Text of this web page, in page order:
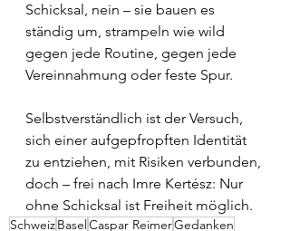
Schicksal, nein ­– sie bauen es
ständig um, strampeln wie wild
gegen jede Routine, gegen jede
Vereinnahmung oder feste Spur.
Selbstverständlich ist der Versuch,
sich einer aufgepfropften Identität
zu entziehen, mit Risiken verbunden,
doch – frei nach Imre Kertész: Nur
ohne Schicksal ist Freiheit möglich.
SchweizBaselCaspar ReimerGedanken